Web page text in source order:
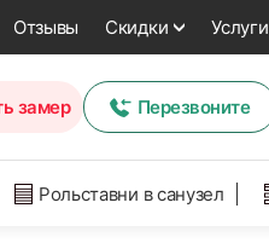
Отзывы Скидки Услуги
замер Перезвоните
Рольставни в санузел